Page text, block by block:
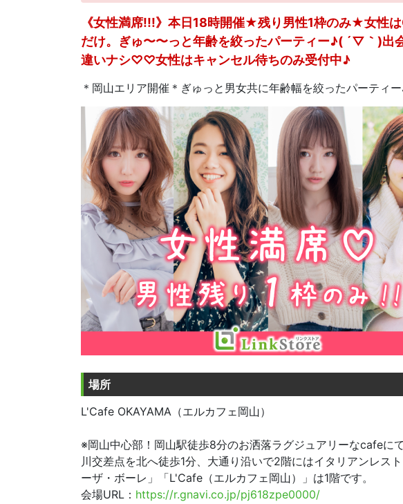
《女性満席!!!》本日18時開催★残り男性1枠のみ★女性
だけ。ぎゅ〜〜っと年齢を絞ったパーティー♪( ´▽｀)出
違いナシ♡♡女性はキャンセル待ちのみ受付中♪
＊岡山エリア開催＊ぎゅっと男女共に年齢幅を絞ったパーティ
場所
L'Cafe OKAYAMA（エルカフェ岡山）
※岡山中心部！岡山駅徒歩8分のお洒落ラグジュアリーなcafeに
川交差点を北へ徒歩1分、大通り沿いで2階にはイタリアンレス
ーザ・ボーレ」「L'Cafe（エルカフェ岡山）」は1階です。
会場URL： https://r.gnavi.co.jp/pj618zpe0000/